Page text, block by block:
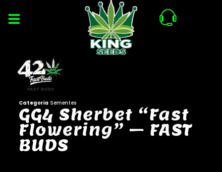
FAST BUDS
Categoria Sementes
GG4 Sherbet “Fast
Flowering” – FAST
BUDS